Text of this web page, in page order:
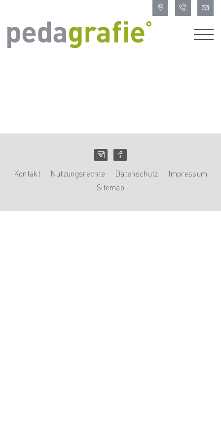
Kontakt Nutzungsrechte Datenschutz
Impressum
Sitemap